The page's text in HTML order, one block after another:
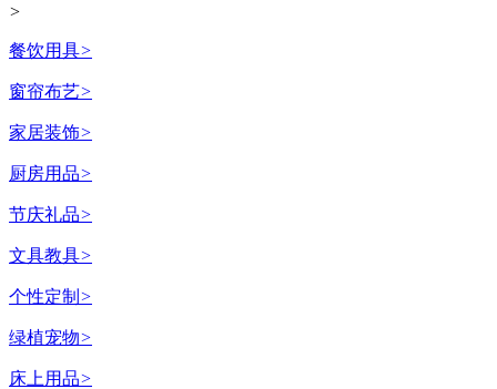
>
餐饮用具>
窗帘布艺>
家居装饰>
厨房用品>
节庆礼品>
文具教具>
个性定制 >
绿植宠物>
床上用品>